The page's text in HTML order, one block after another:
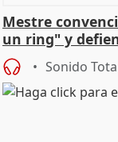
Mestre
un ring" y
Vox
Sonido